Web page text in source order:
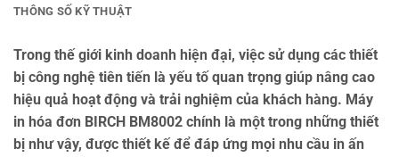
THÔNG SỐ KỸ THUẬT
Trong thế giới kinh doanh hiện đại, việc sử dụng các thiết
bị công nghệ tiên tiến là yếu tố quan trọng giúp nâng cao
hiệu quả hoạt động và trải nghiệm của khách hàng. Máy
in hóa đơn BIRCH BM8002 chính là một trong những thiết
bị như vậy, được thiết kế để đáp ứng mọi nhu cầu in ấn